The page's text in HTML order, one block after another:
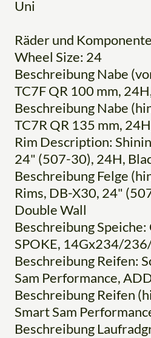
Uni
Räder und
Wheel Size: 24
Beschreibung Nabe
TC7F QR 100 mm,
Beschreibung Nabe
TC7R QR 135 mm,
Rim Description:
24" (507-30), 24H,
Beschreibung Felge
Rims, DB-X30, 24"
Double Wall
Beschreibung Speiche:
SPOKE, 14Gx234/
Beschreibung Reifen:
Sam Performance,
Beschreibung Reifen
Smart Sam
Beschreibung